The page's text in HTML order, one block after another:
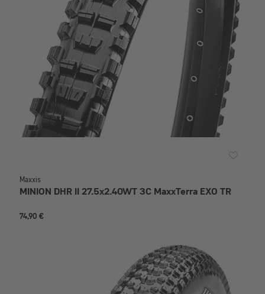
Maxxis
MINION DHR II 27.5x2.40WT 3C MaxxTerra EXO TR
74,90 €